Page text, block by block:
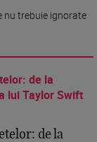
nu trebuie ignorate
de la